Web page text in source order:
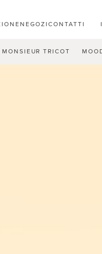
CONTATTI
NEGOZI
MONSIEUR TRICOT